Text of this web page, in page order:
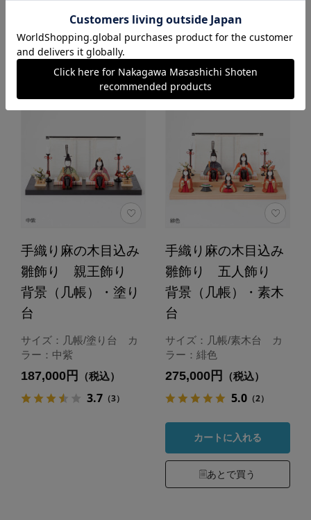
あとで買う
手織り麻の木目込み
雛飾り 親王飾り
背景（几帳）・塗り
台
サイズ：几帳/塗り台 カ
ラー：中紫
187,000円 （税込）
3.7（3）
手織り麻の木目込み
雛飾り 五人飾り
背景（几帳）・素木
台
サイズ：几帳/素木台 カ
ラー：緋色
275,000円 （税込）
5.0（2）
カートに入れる
あとで買う